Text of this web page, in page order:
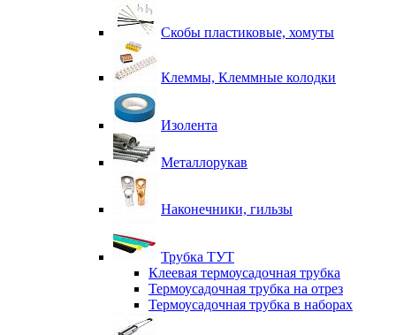
Скобы пластиковые, хомуты
Клеммы, Клеммные колодки
Изолента
Металлорукав
Наконечники, гильзы
Трубка ТУТ
Клеевая термоусадочная трубка
Термоусадочная трубка на отрез
Термоусадочная трубка в наборах